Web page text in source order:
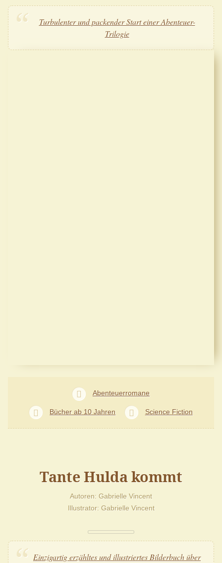
Turbulenter und packender Start einer Abenteuer-
Trilogie
Abenteuerromane
Bücher ab 10 Jahren Science Fiction
Tante Hulda kommt
Autoren Gabrielle Vincent
Illustrator Gabrielle Vincent
Einzigartig erzähltes und illustriertes Bilderbuch über